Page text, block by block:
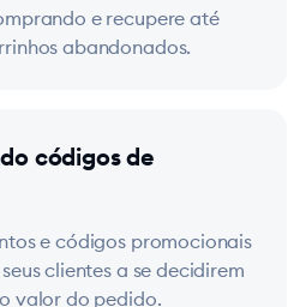
e recupere até
abandonados.
códigos de
e códigos promocionais
clientes a se decidirem
valor do pedido.